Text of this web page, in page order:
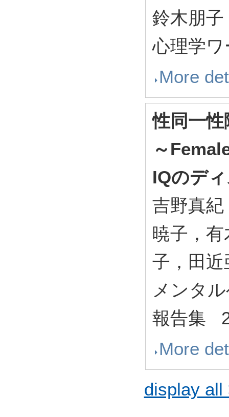
鈴木朋子
心理学
More
性同一
～
IQのデ
吉野真
暁子，
子，田
メンタ
報告集
More
display all